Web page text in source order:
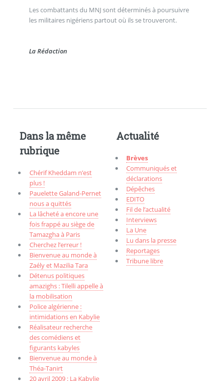
Les combattants du MNJ sont déterminés à poursuivre
les militaires nigériens partout où ils se trouveront.
La Rédaction
Dans la même
rubrique
Chérif Kheddam n’est
plus !
Pauelette Galand-Pernet
nous a quittés
La lâcheté a encore une
fois frappé au siège de
Tamazgha à Paris
Cherchez l’erreur !
Bienvenue au monde à
Zaély et Mazilia Tara
Détenus politiques
amazighs : Tilelli appelle à
la mobilisation
Police algérienne :
intimidations en Kabylie
Réalisateur recherche
des comédiens et
figurants kabyles
Bienvenue au monde à
Théa-Tanirt
20 avril 2009 : La Kabylie
Actualité
Brèves
Communiqués et
déclarations
Dépêches
EDITO
Fil de l’actualité
Interviews
La Une
Lu dans la presse
Reportages
Tribune libre